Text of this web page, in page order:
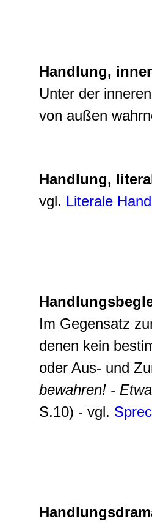
Handlung,
Unter der
von außen
Handlung,
vgl. Literale
Im Gegensatz
denen kein
oder Aus- und
bewahren! -
S.10) - vgl.